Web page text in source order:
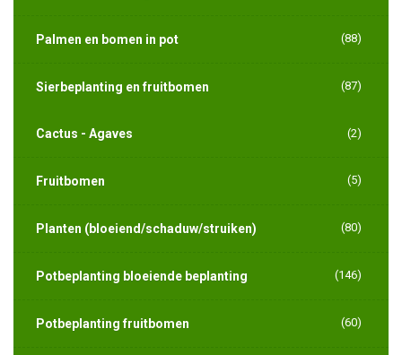
Palmen en bomen in pot (88)
Sierbeplanting en fruitbomen (87)
Cactus - Agaves (2)
Fruitbomen (5)
Planten (bloeiend/schaduw/struiken) (80)
Potbeplanting bloeiende beplanting (146)
Potbeplanting fruitbomen (60)